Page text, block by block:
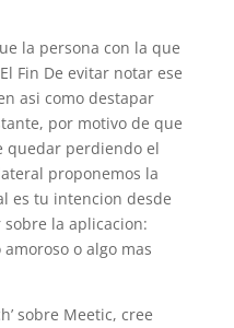
la persona con la que
Fin De evitar notar ese
asi­ como destapar
por motivo de que
quedar perdiendo el
proponemos la
es tu intencion desde
la aplicacion:
o algo mas
sobre Meetic, cree